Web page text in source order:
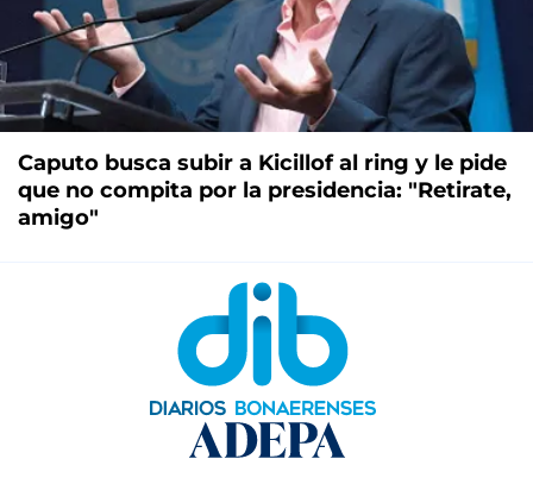
Caputo busca subir a Kicillof al ring y le pide
que no compita por la presidencia: "Retirate,
amigo"